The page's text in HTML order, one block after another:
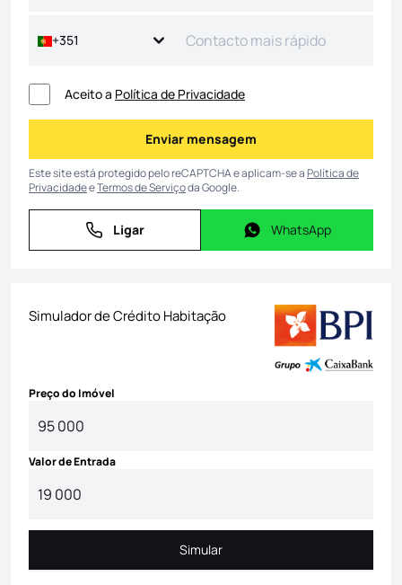
+351
Aceito a Política de Privacidade
Enviar mensagem
Enviar mensagem
Este site está protegido pelo reCAPTCHA e aplicam-se aPolítica de
PrivacidadeeTermos de Serviçoda Google.
Ligar
Ligar WhatsApp
WhatsApp
Simulador de Crédito Habitação
Preço do Imóvel
Valor de Entrada
Simular
Simular